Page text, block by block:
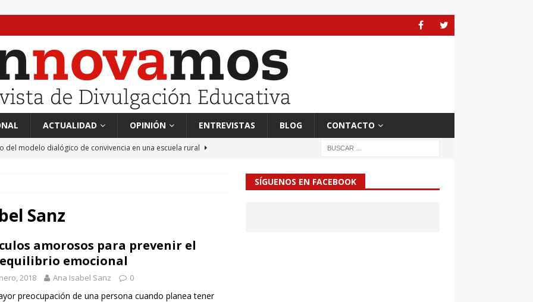
ACTUALIDAD OPINIÓN ENTREVISTAS BLOG CONTACTO
del modelo dialógico de convivencia en una escuela rural
en tierra, vendimiador en mar” Tributo a Rafael Alberti del
Llanos
MIL PALABRAS
otros mundos es posible: Tertulias entre familiares en la Escuela
Castillo
Sanz
amorosos para prevenir el
emocional
2018 Ana Isabel Sanz 0
preocupación de una persona cuando planea tener
SÍGUENOS EN FACEBOOK